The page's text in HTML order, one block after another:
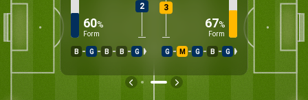
60%
Form
2 3
67%
Form
B G B B G G M G B G